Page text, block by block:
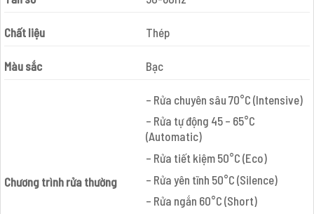
Chất liệu Thép
Màu sắc Bạc
Chương trình rửa thường
– Rửa chuyên sâu 70°C (Intensive)
– Rửa tự động 45 – 65°C
(Automatic)
– Rửa tiết kiệm 50°C (Eco)
– Rửa yên tĩnh 50°C (Silence)
– Rửa ngắn 60°C (Short)